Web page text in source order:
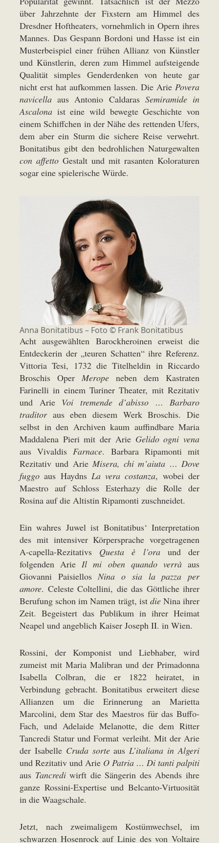
über Jahrzehnte der Fixstern am Himmel des
Dresdner Hoftheaters, vornehmlich in Opern ihres
Mannes. Das Gespann Bordoni und Hasse ist ein
Musterbeispiel einer frühen Allianz von Künstler
und Künstlerin, deren zum Himmel aufsteigende
Qualität simples Genderdenken von heute gar
nicht erst hat aufkommen lassen. Die Arie Povera
navicella aus Antonio Caldaras Semiramide in
Ascalona ist eine wild bewegte Geschichte von
einem Schiffchen in der Nähe des rettenden Ufers,
dem aber ein Sturm die sichere Reise verwehrt.
Bonitatibus gibt den bedrohlichen Naturgewalten
con affetto Gestalt und mit rasanten Koloraturen
sogar eine spielerische Würde.
Anna Bonitatibus – Foto © Frank Bonitatibus
Acht ausgewählten Barockheroinen erweist die
Entdeckerin der „teuren Schatten“ ihre Referenz.
Vittoria Tesi, 1732 die Titelheldin in Riccardo
Broschis Oper Merope neben dem Kastraten
Farinelli in einem Turiner Theater, mit Rezitativ
und Arie Voi tremende d’abisso … Barbaro
traditoraus eben diesem Werk Broschis. Die
selbst in den Archiven kaum auffindbare Maria
Maddalena Pieri mit der Arie Gelido ogni vena
aus Vivaldis Farnace. Barbara Ripamonti mit
Rezitativ und Arie Misera, chi m’aiuta … Dove
fuggo aus Haydns La vera costanza, wobei der
Maestro auf Schloss Esterhazy die Rolle der
Rosina auf die Altistin Ripamonti zuschneidet.
Ein wahres Juwel ist Bonitatibus‘ Interpretation
des mit intensiver Körpersprache vorgetragenen
A-capella-Rezitativs Questa è l’oraund der
folgenden Arie Il mi oben quando verràaus
Giovanni Paisiellos Nina o sia la pazza per
amore. Celeste Coltellini, die das Göttliche ihrer
Berufung schon im Namen trägt, ist dieNina ihrer
Zeit. Begeistert das Publikum in ihrer Heimat
Neapel und angeblich Kaiser Joseph II. in Wien.
Rossini, der Komponist und Liebhaber, wird
zumeist mit Maria Malibran und der Primadonna
Isabella Colbran, die er 1822 heiratet, in
Verbindung gebracht. Bonitatibus erweitert diese
Allianzen um die Erinnerung an Marietta
Marcolini, dem Star des Maestros für das Buffo-
Fach, und Adelaide Melanotte, die dem Ritter
Tancredi Statur und Format verleiht. Mit der Arie
der Isabelle Cruda sorteaus L’italiana in Algeri
und Rezitativ und Arie O Patria … Di tanti palpiti
aus Tancrediwirft die Sängerin des Abends ihre
ganze Rossini-Expertise und Belcanto-Virtuosität
in die Waagschale.
Jetzt, nach zweimaligem Kostümwechsel, im
schwarzen Hosenrock auf Linie des von Voltaire